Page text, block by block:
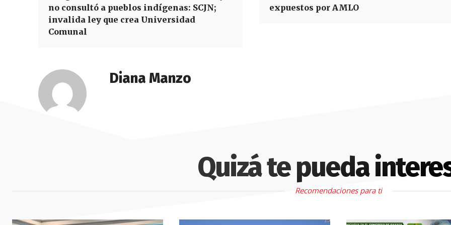
no consultó a pueblos indígenas: SCJN;
invalida ley que crea Universidad
Comunal
expuestos por AMLO
Diana Manzo
Quizá te pueda
Recomendaciones para ti